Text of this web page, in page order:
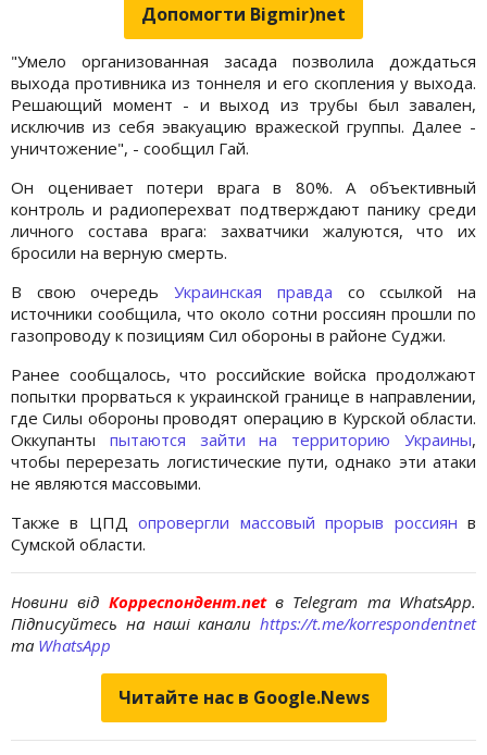
Допомогти Bigmir)net
"Умело организованная засада позволила дождаться
выхода противника из тоннеля и его скопления у выхода.
Решающий момент - и выход из трубы был завален,
исключив из себя эвакуацию вражеской группы. Далее -
уничтожение", - сообщил Гай.
Он оценивает потери врага в 80%. А объективный
контроль и радиоперехват подтверждают панику среди
личного состава врага: захватчики жалуются, что их
бросили на верную смерть.
В свою очередьУкраинская правда со ссылкой на
источники сообщила, что около сотни россиян прошли по
газопроводу к позициям Сил обороны в районе Суджи.
Ранее сообщалось, что российские войска продолжают
попытки прорваться к украинской границе в направлении,
где Силы обороны проводят операцию в Курской области.
Оккупанты пытаются зайти на территорию Украины,
чтобы перерезать логистические пути, однако эти атаки
не являются массовыми.
Также в ЦПДопровергли массовый прорыв россиян в
Сумской области.
Новини від Корреспондент.netв Telegram та WhatsApp.
Підписуйтесь на наші канали https://t.me/korrespondentnet
та WhatsApp
Читайте нас в Google.News